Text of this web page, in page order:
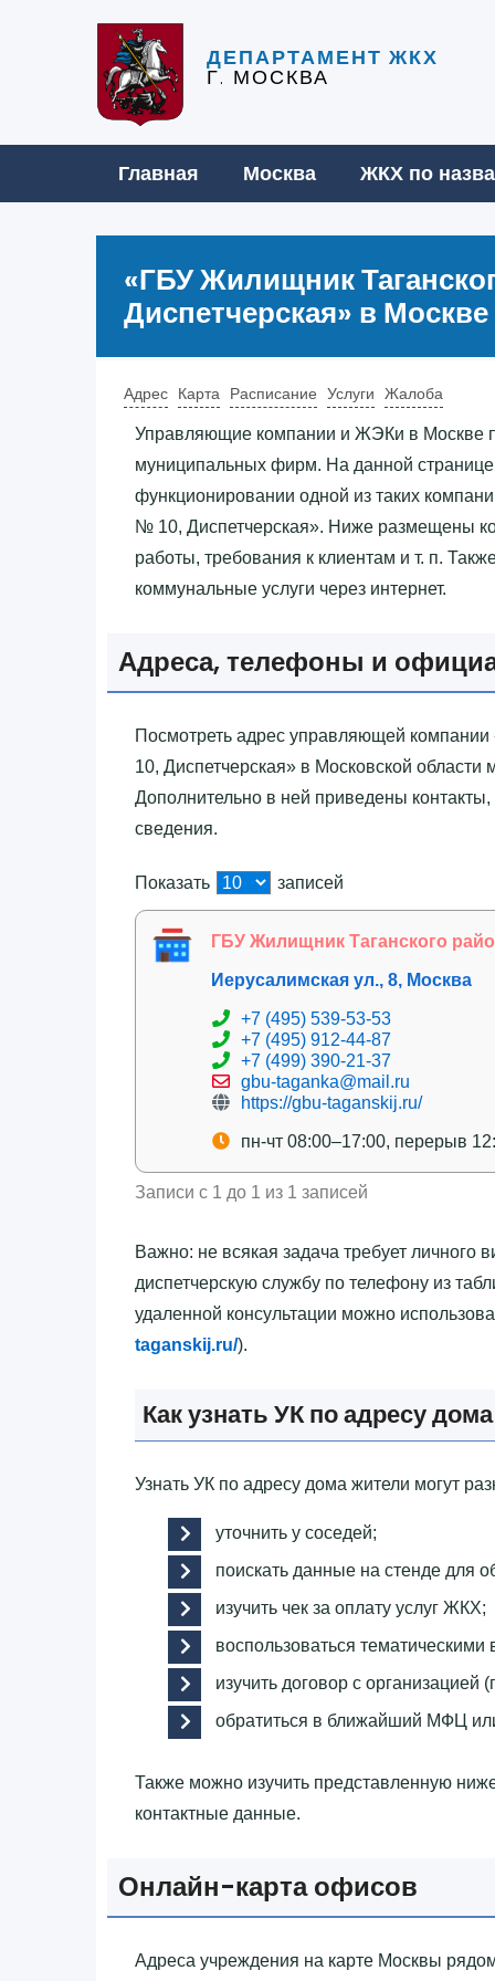
ДЕПАРТАМЕНТ ЖКХ
Г. МОСКВА
Главная Москва ЖКХ по
«‎ГБУ Жилищник
Диспетчерская»‎ в Москве
Адрес Карта Расписание Услуги Жалоба
Управляющие компании и ЖЭКи в Москве
муниципальных фирм. На данной
функционировании одной из таких
№ 10, Диспетчерская»‎. Ниже размещены
работы, требования к клиентам и т. п.
коммунальные услуги через интернет.
Адреса, телефоны и
Посмотреть адрес управляющей
10, Диспетчерская»‎ в Московской
Дополнительно в ней приведены
сведения.
Показать записей
ГБУ Жилищник Таганского
Иерусалимская ул., 8, Москва
+7 (495) 539-53-53
+7 (495) 912-44-87
+7 (499) 390-21-37
gbu-taganka@mail.ru
https://gbu-taganskij.ru/
пн-чт 08:00–17:00, перерыв
Записи с 1 до 1 из 1 записей
Важно: не всякая задача требует личного
диспетчерскую службу по телефону из
удаленной консультации можно
taganskij.ru/).
Как узнать УК по адресу дома
Узнать УК по адресу дома жители могут
уточнить у соседей;
поискать данные на стенде для
изучить чек за оплату услуг ЖКХ;
воспользоваться тематическими
изучить договор с организацией
обратиться в ближайший МФЦ
Также можно изучить представленную
контактные данные.
Онлайн-карта офисов
Адреса учреждения на карте Москвы